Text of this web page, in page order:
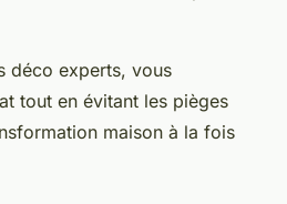
déco experts, vous
tout en évitant les pièges
maison à la fois